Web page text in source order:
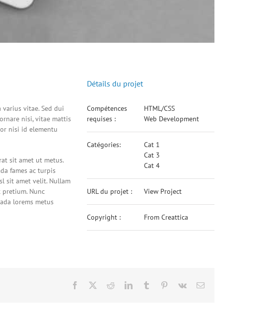
vitae. Sed dui
nisi, vitae mattis
nisi id elementu
sit amet ut metus.
fames ac turpis
sit amet velit. Nullam
Nunc
lorems metus
Détails du projet
Compétences
requises :
HTML/CSS
Web Development
Catégories:
Cat 1
Cat 3
Cat 4
URL du projet : View Project
Copyright : From Creattica
Facebook RedditLinkedInTumblr Pinterest
Vk Email